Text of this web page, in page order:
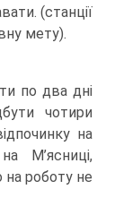
(станції
мету).
по два дні
чотири
на
М’ясниці,
на роботу не